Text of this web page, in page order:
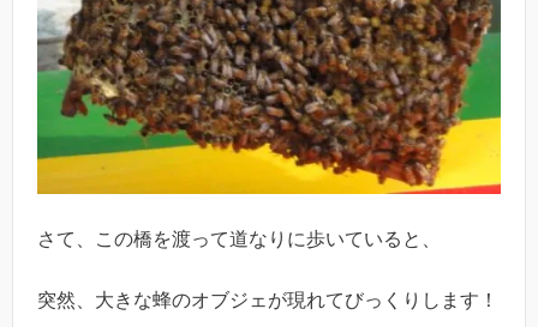
さて、この橋を渡って道なりに歩いていると、
突然、大きな蜂のオブジェが現れてびっくりします！